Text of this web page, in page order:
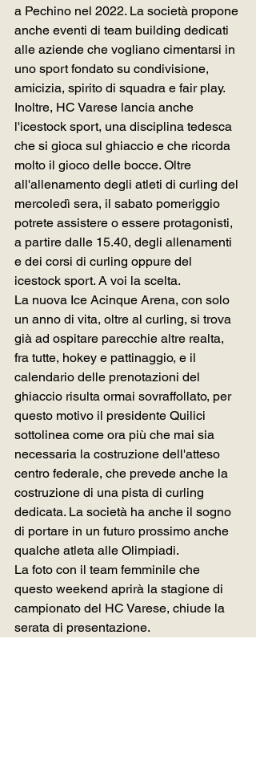
a Pechino nel 2022. La società propone
anche eventi di team building dedicati
alle aziende che vogliano cimentarsi in
uno sport fondato su condivisione,
amicizia, spirito di squadra e fair play.
Inoltre, HC Varese lancia anche
l'icestock sport, una disciplina tedesca
che si gioca sul ghiaccio e che ricorda
molto il gioco delle bocce. Oltre
all'allenamento degli atleti di curling del
mercoledì sera, il sabato pomeriggio
potrete assistere o essere protagonisti,
a partire dalle 15.40, degli allenamenti
e dei corsi di curling oppure del
icestock sport. A voi la scelta.
La nuova Ice Acinque Arena, con solo
un anno di vita, oltre al curling, si trova
già ad ospitare parecchie altre realta,
fra tutte, hokey e pattinaggio, e il
calendario delle prenotazioni del
ghiaccio risulta ormai sovraffollato, per
questo motivo il presidente Quilici
sottolinea come ora più che mai sia
necessaria la costruzione dell'atteso
centro federale, che prevede anche la
costruzione di una pista di curling
dedicata. La società ha anche il sogno
di portare in un futuro prossimo anche
qualche atleta alle Olimpiadi.
La foto con il team femminile che
questo weekend aprirà la stagione di
campionato del HC Varese, chiude la
serata di presentazione.